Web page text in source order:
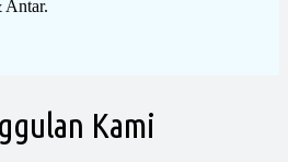
Antar.
Kami